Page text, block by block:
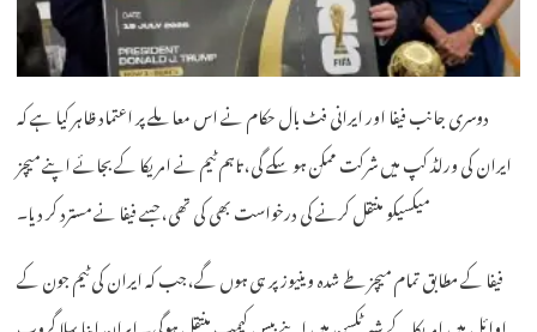
دوسری جانب فیفا اور ایرانی فٹ بال حکام نے اس معاملے پر اعتماد ظاہر کیا ہے کہ
ایران کی ورلڈ کپ میں شرکت ممکن ہو سکے گی، تاہم ٹیم نے امریکا کے بجائے اپنے میچز
میکسیکو منتقل کرنے کی درخواست بھی کی تھی، جسے فیفا نے مسترد کر دیا۔
فیفا کے مطابق تمام میچز طے شدہ وینیوز پر ہی ہوں گے، جب کہ ایران کی ٹیم جون کے